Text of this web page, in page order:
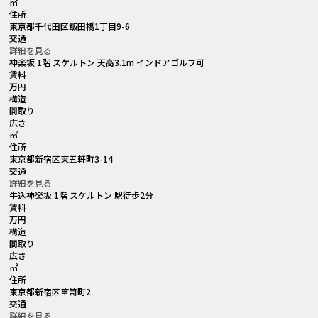
住所
東京都千代田区飯田橋1丁目9-6
交通
詳細を見る
神楽坂 1階 スケルトン 天高3.1m インドアゴルフ可
賃料
万円
構造
間取り
広さ
㎡
住所
東京都新宿区東五軒町3-14
交通
詳細を見る
牛込神楽坂 1階 スケルトン 駅徒歩2分
賃料
万円
構造
間取り
広さ
㎡
住所
東京都新宿区箪笥町2
交通